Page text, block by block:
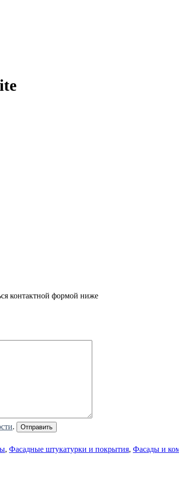
контактной формой ниже
.
, Фасадные штукатурки и покрытия, Фасады и